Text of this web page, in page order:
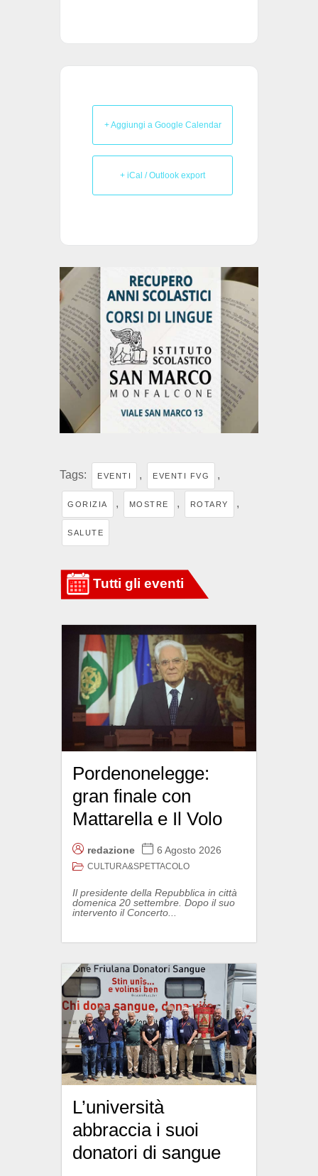
+ Aggiungi a Google Calendar
+ iCal / Outlook export
Tags: EVENTI , EVENTI FVG ,
GORIZIA , MOSTRE , ROTARY ,
SALUTE
Pordenonelegge:
gran finale con
Mattarella e Il Volo
redazione 6 Agosto 2026
CULTURA&SPETTACOLO
Il presidente della Repubblica in città
domenica 20 settembre. Dopo il suo
intervento il Concerto...
L’università
abbraccia i suoi
donatori di sangue